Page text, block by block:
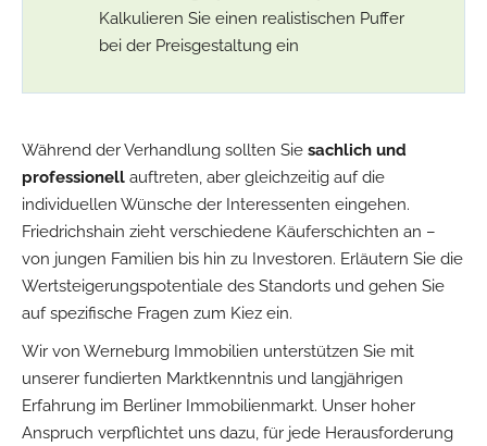
Kalkulieren Sie einen realistischen Puffer
bei der Preisgestaltung ein
Während der Verhandlung sollten Sie sachlich und
professionell auftreten, aber gleichzeitig auf die
individuellen Wünsche der Interessenten eingehen.
Friedrichshain zieht verschiedene Käuferschichten an –
von jungen Familien bis hin zu Investoren. Erläutern Sie die
Wertsteigerungspotentiale des Standorts und gehen Sie
auf spezifische Fragen zum Kiez ein.
Wir von Werneburg Immobilien unterstützen Sie mit
unserer fundierten Marktkenntnis und langjährigen
Erfahrung im Berliner Immobilienmarkt. Unser hoher
Anspruch verpflichtet uns dazu, für jede Herausforderung